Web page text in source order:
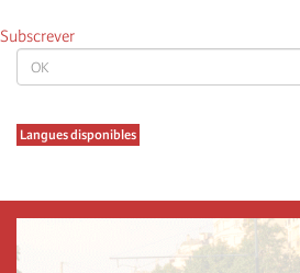
OK
Langues disponibles
Subscrever